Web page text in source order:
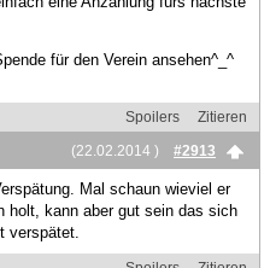
für den Verein ansehen^_^
Spoilers
Zitieren
(22.02.2014 )
#2913
Mal schaun wieviel er
holt, kann aber gut sein das sich
verspätet.